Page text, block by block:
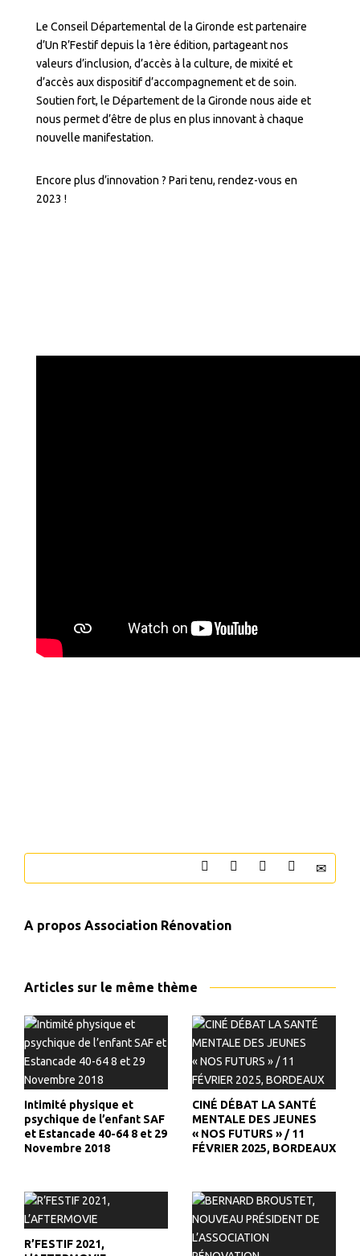
Le Conseil Départemental de la Gironde est partenaire
d’Un R’Festif depuis la 1ère édition, partageant nos
valeurs d’inclusion, d’accès à la culture, de mixité et
d’accès aux dispositif d’accompagnement et de soin.
Soutien fort, le Département de la Gironde nous aide et
nous permet d’être de plus en plus innovant à chaque
nouvelle manifestation.
Encore plus d’innovation ? Pari tenu, rendez-vous en
2023 !
A propos Association Rénovation
Articles sur le même thème
Intimité physique et
psychique de l’enfant SAF
et Estancade 40-64 8 et 29
Novembre 2018
CINÉ DÉBAT LA SANTÉ
MENTALE DES JEUNES
« NOS FUTURS » / 11
FÉVRIER 2025, BORDEAUX
R’FESTIF 2021,